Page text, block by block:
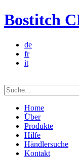
Bostitch
de
fr
it
Home
Über
Produkte
Hilfe
Händlersuche
Kontakt